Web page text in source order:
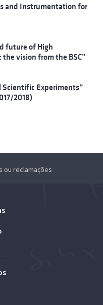
and Instrumentation for
future of High
vision from the BSC”
Scientific Experiments”
2018)
ou reclamações